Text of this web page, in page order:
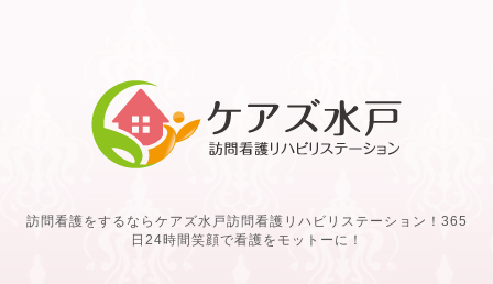
訪問看護をするならケアズ水戸訪問看護リハビリステーション！365
日24時間笑顔で看護をモットーに！